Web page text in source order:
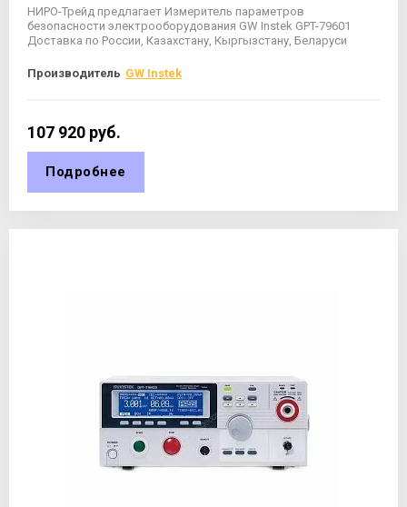
НИРО-Трейд предлагает Измеритель параметров
безопасности электрооборудования GW Instek GPT-79601
Доставка по России, Казахстану, Кыргызстану, Беларуси
Производитель GW Instek
107 920 руб.
Подробнее